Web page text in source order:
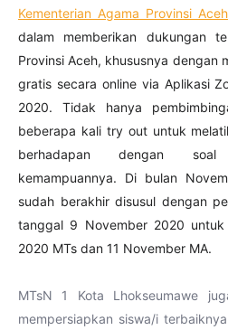
Kementerian Agama Provinsi Aceh
dalam memberikan dukungan
Provinsi Aceh, khususnya dengan
gratis secara online via Aplikasi
2020. Tidak hanya
beberapa kali try out untuk
berhadapan dengan soal
kemampuannya. Di bulan
sudah berakhir disusul dengan
tanggal 9 November 2020
2020 MTs dan 11 November MA.
MTsN 1 Kota Lhokseumawe
mempersiapkan siswa/i